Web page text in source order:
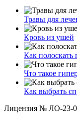
Травы для
Кровь из ушей
Как полоскать
Что такое
Как выбрать
Лицензия № ЛО-23-